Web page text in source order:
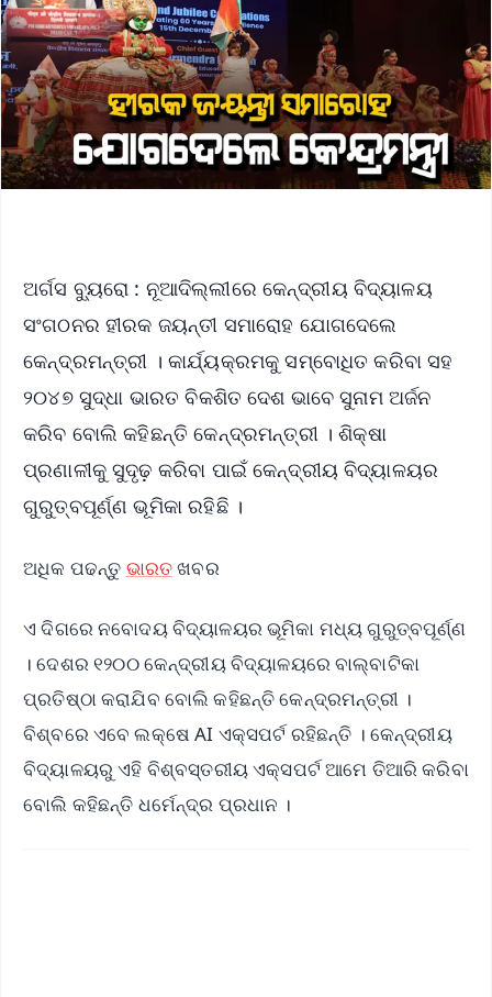
ଅର୍ଗସ ବ୍ୟୁରୋ : ନୂଆଦିଲ୍ଲୀରେ କେନ୍ଦ୍ରୀୟ ବିଦ୍ୟାଳୟ
ସଂଗଠନର ହୀରକ ଜୟନ୍ତୀ ସମାରୋହ ଯୋଗଦେଲେ
କେନ୍ଦ୍ରମନ୍ତ୍ରୀ । କାର୍ଯ୍ୟକ୍ରମକୁ ସମ୍ବୋଧିତ କରିବା ସହ
୨୦୪୭ ସୁଦ୍ଧା ଭାରତ ବିକଶିତ ଦେଶ ଭାବେ ସୁନାମ ଅର୍ଜନ
କରିବ ବୋଲି କହିଛନ୍ତି କେନ୍ଦ୍ରମନ୍ତ୍ରୀ । ଶିକ୍ଷା
ପ୍ରଣାଳୀକୁ ସୁଦୃଢ଼ କରିବା ପାଇଁ କେନ୍ଦ୍ରୀୟ ବିଦ୍ୟାଳୟର
ଗୁରୁତ୍ବପୂର୍ଣ୍ଣ ଭୂମିକା ରହିଛି ।
ଅଧିକ ପଢନ୍ତୁ ଭାରତଖବର
ଏ ଦିଗରେ ନବୋଦୟ ବିଦ୍ୟାଳୟର ଭୂମିକା ମଧ୍ୟ ଗୁରୁତ୍ବପୂର୍ଣ୍ଣ
। ଦେଶର ୧୨୦୦ କେନ୍ଦ୍ରୀୟ ବିଦ୍ୟାଳୟରେ ବାଲ୍‌ବାଟିକା
ପ୍ରତିଷ୍ଠା କରାଯିବ ବୋଲି କହିଛନ୍ତି କେନ୍ଦ୍ରମନ୍ତ୍ରୀ ।
ବିଶ୍ବରେ ଏବେ ଲକ୍ଷେ AI ଏକ୍ସପର୍ଟ ରହିଛନ୍ତି । କେନ୍ଦ୍ରୀୟ
ବିଦ୍ୟାଳୟରୁ ଏହି ବିଶ୍ବସ୍ତରୀୟ ଏକ୍ସପର୍ଟ ଆମେ ତିଆରି କରିବା
ବୋଲି କହିଛନ୍ତି ଧର୍ମେନ୍ଦ୍ର ପ୍ରଧାନ ।